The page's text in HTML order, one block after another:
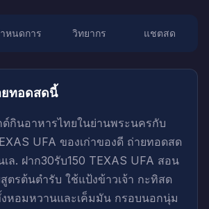
หนดการ วิทยากร แชตสด
ยทอดสดนี้
กินอาหารไทยในย่านพระนครกับ
UFA ของเก่าของดี ถ่ายทอดสด
เล. ฝาก30รับ150 TEXAS UFA สอน
รต้นตำรับ ใช้แป้งข้าวเจ้า กะทิสด
หอมหวานและเค็มมัน กรอบนอกนุ่ม